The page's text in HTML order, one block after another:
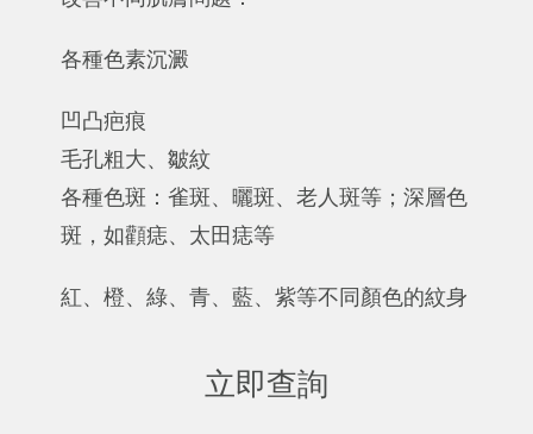
各種色素沉澱
凹凸疤痕
毛孔粗大、皺紋
各種色斑：雀斑、曬斑、老人斑等；深層色
斑，如顴痣、太田痣等
紅、橙、綠、青、藍、紫等不同顏色的紋身
立即查詢